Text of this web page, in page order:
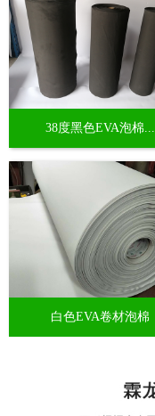
38度黑色EVA泡棉...
白色EVA卷材泡棉